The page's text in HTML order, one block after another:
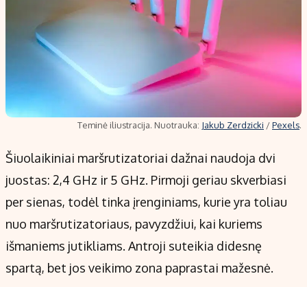
Teminė iliustracija. Nuotrauka: Jakub Zerdzicki /Pexels.
Šiuolaikiniai maršrutizatoriai dažnai naudoja dvi
juostas: 2,4 GHz ir 5 GHz. Pirmoji geriau skverbiasi
per sienas, todėl tinka įrenginiams, kurie yra toliau
nuo maršrutizatoriaus, pavyzdžiui, kai kuriems
išmaniems jutikliams. Antroji suteikia didesnę
spartą, bet jos veikimo zona paprastai mažesnė.